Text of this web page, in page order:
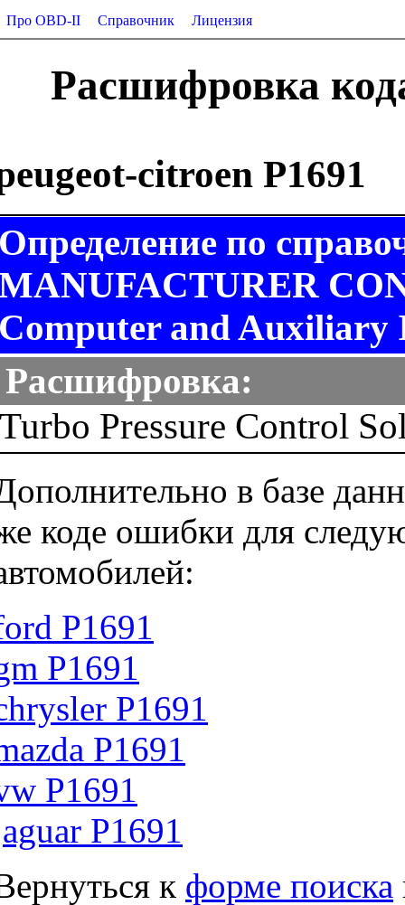
Про OBD-II Справочник Лицензия
Расшифровка
citroen P1691
по
and Auxiliary
Расшифровка:
Turbo Pressure Control
в базе
коде ошибки для
P1691
P1691
P1691
P1691
P1691
P1691
к форме поиска